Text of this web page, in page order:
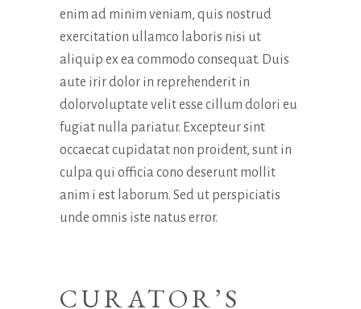
enim ad minim veniam, quis nostrud
exercitation ullamco laboris nisi ut
aliquip ex ea commodo consequat. Duis
aute irir dolor in reprehenderit in
dolorvoluptate velit esse cillum dolori eu
fugiat nulla pariatur. Excepteur sint
occaecat cupidatat non proident, sunt in
culpa qui officia cono deserunt mollit
anim i est laborum. Sed ut perspiciatis
unde omnis iste natus error.
CURATOR’S